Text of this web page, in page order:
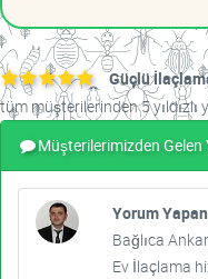
Güçlü
tüm müşterilerinden 5 yıldızlı
Müşterilerimizden Gelen
Yorum
Bağlıca
Ev İlaçlama